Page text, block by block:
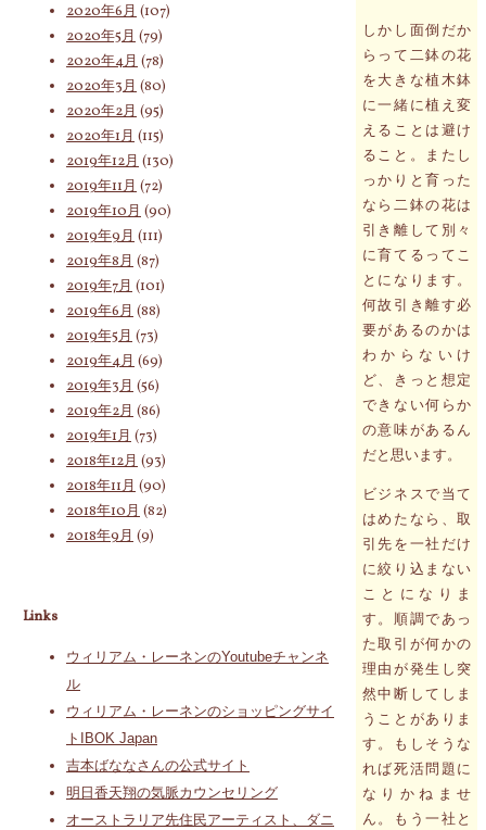
しかし面倒だか
らって二鉢の花
を大きな植木鉢
に一緒に植え変
えることは避け
ること。またし
っかりと育った
なら二鉢の花は
引き離して別々
に育てるってこ
とになります。
何故引き離す必
要があるのかは
わからないけ
ど、きっと想定
できない何らか
の意味があるん
だと思います。
ビジネスで当て
はめたなら、取
引先を一社だけ
に絞り込まない
ことになりま
す。順調であっ
た取引が何かの
理由が発生し突
然中断してしま
うことがありま
す。もしそうな
れば死活問題に
なりかねませ
ん。もう一社と
2020年6月 (107)
2020年5月 (79)
2020年4月 (78)
2020年3月 (80)
2020年2月 (95)
2020年1月 (115)
2019年12月 (130)
2019年11月 (72)
2019年10月 (90)
2019年9月 (111)
2019年8月 (87)
2019年7月 (101)
2019年6月 (88)
2019年5月 (73)
2019年4月 (69)
2019年3月 (56)
2019年2月 (86)
2019年1月 (73)
2018年12月 (93)
2018年11月 (90)
2018年10月 (82)
2018年9月 (9)
Links
ウィリアム・レーネンのYoutubeチャンネ
ル
ウィリアム・レーネンのショッピングサイ
トIBOK Japan
吉本ばななさんの公式サイト
明日香天翔の気脈カウンセリング
オーストラリア先住民アーティスト、ダニ